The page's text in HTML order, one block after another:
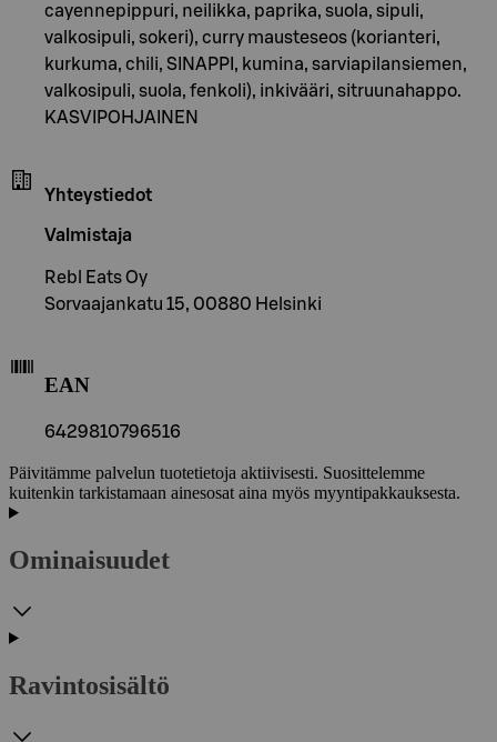
cayennepippuri, neilikka, paprika, suola, sipuli,
valkosipuli, sokeri), curry mausteseos (korianteri,
kurkuma, chili, SINAPPI, kumina, sarviapilansiemen,
valkosipuli, suola, fenkoli), inkivääri, sitruunahappo.
KASVIPOHJAINEN
Yhteystiedot
Valmistaja
Rebl Eats Oy
Sorvaajankatu 15, 00880 Helsinki
EAN
6429810796516
Päivitämme palvelun tuotetietoja aktiivisesti. Suosittelemme
kuitenkin tarkistamaan ainesosat aina myös myyntipakkauksesta.
Ominaisuudet
Ravintosisältö